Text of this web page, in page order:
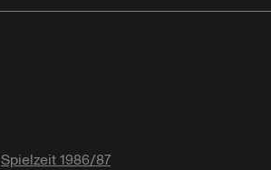
Spielzeit 1986/87